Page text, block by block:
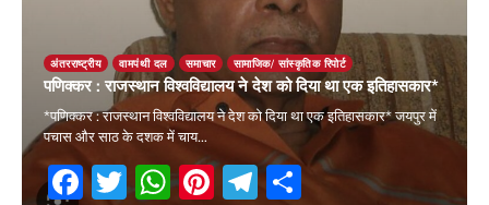
अंतरराष्ट्रीय वामपंथी दल समाचार सामाजिक/ सांस्कृतिक रिपोर्ट
पणिक्कर : राजस्थान विश्वविद्यालय ने देश को दिया था एक इतिहासकार*
*पणिक्कर : राजस्थान विश्वविद्यालय ने देश को दिया था एक इतिहासकार* जयपुर में
पचास और साठ के दशक में चाय…
Facebook
Twitter
WhatsApp
Pinterest
Telegram
Share